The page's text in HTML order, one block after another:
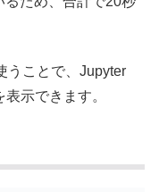
うことで、Jupyter
示できます。